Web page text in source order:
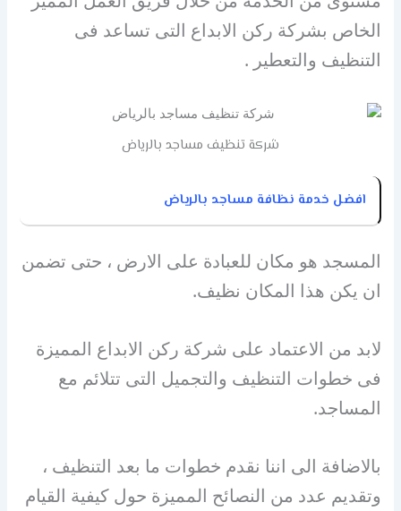
الخاص بشركة ركن الابداع التى تساعد فى
التنظيف والتعطير .
شركة تنظيف مساجد بالرياض
افضل خدمة نظافة مساجد بالرياض
المسجد هو مكان للعبادة على الارض ، حتى تضمن
ان يكن هذا المكان نظيف.
لابد من الاعتماد على شركة ركن الابداع المميزة
فى خطوات التنظيف والتجميل التى تتلائم مع
المساجد.
بالاضافة الى اننا نقدم خطوات ما بعد التنظيف ،
وتقديم عدد من النصائح المميزة حول كيفية القيام